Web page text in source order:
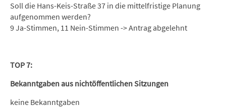
Soll die Hans-Keis-Straße 37 in die mittelfristige Planung
aufgenommen werden?
9 Ja-Stimmen, 11 Nein-Stimmen -> Antrag abgelehnt
TOP 7:
Bekanntgaben aus nichtöffentlichen Sitzungen
keine Bekanntgaben